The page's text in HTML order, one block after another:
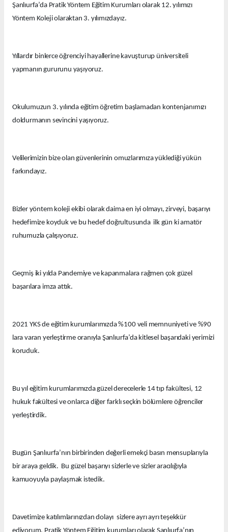
Şanlıurfa’da Pratik Yöntem Eğitim Kurumları olarak 12. yılımızı
Yöntem Koleji olaraktan 3. yılımızdayız.
Yıllardır binlerce öğrenciyi hayallerine kavuşturup üniversiteli
yapmanın gururunu yaşıyoruz.
Okulumuzun 3. yılında eğitim öğretim başlamadan kontenjanımızı
doldurmanın sevincini yaşıyoruz.
Velilerimizin bize olan güvenlerinin omuzlarımıza yüklediği yükün
farkındayız.
Bizler yöntem koleji ekibi olarak daima en iyi olmayı, zirveyi, başarıyı
hedefimize koyduk ve bu hedef doğrultusunda ilk gün ki amatör
ruhumuzla çalışıyoruz.
Geçmiş iki yılda Pandemiye ve kapanmalara rağmen çok güzel
başarılara imza attık.
2021 YKS de eğitim kurumlarımızda %100 veli memnuniyeti ve %90
lara varan yerleştirme oranıyla Şanlıurfa’da kitlesel başarıdaki yerimizi
koruduk.
Bu yıl eğitim kurumlarımızda güzel derecelerle 14 tıp fakültesi, 12
hukuk fakültesi ve onlarca diğer farklı seçkin bölümlere öğrenciler
yerleştirdik.
Bugün Şanlıurfa’nın birbirinden değerli emekçi basın mensuplarıyla
bir araya geldik. Bu güzel başarıyı sizlerle ve sizler aracılığıyla
kamuoyuyla paylaşmak istedik.
Davetimize katılımlarınızdan dolayı sizlere ayrı ayrı teşekkür